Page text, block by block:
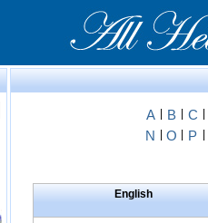
A B C
N
O P
English